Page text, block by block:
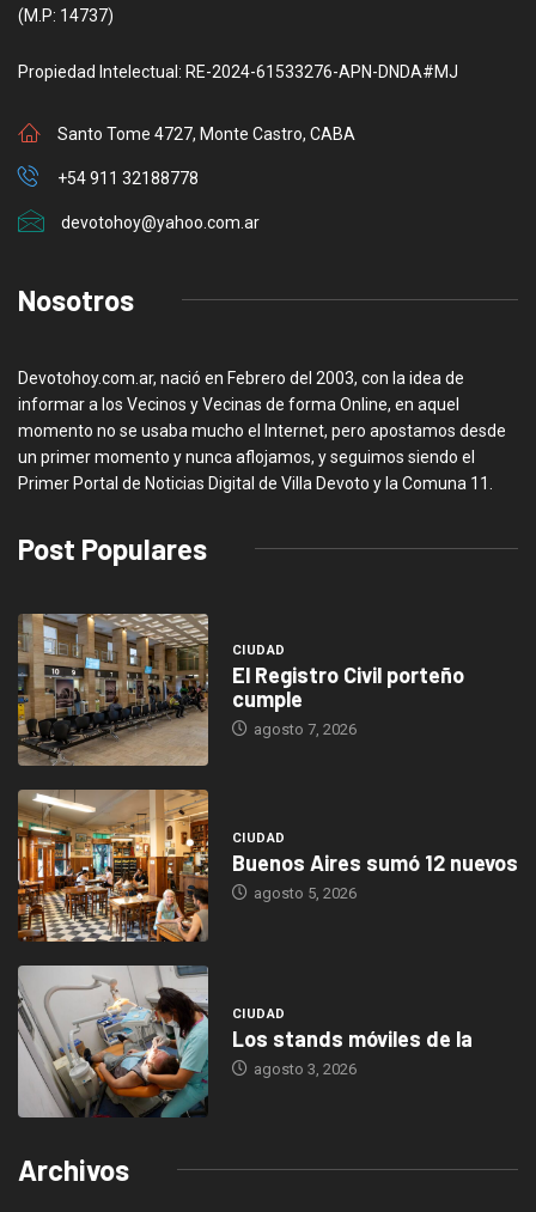
(M.P: 14737)
Propiedad Intelectual: RE-2024-61533276-APN-DNDA#MJ
Santo Tome 4727, Monte Castro, CABA
+54 911 32188778
devotohoy@yahoo.com.ar
Nosotros
Devotohoy.com.ar, nació en Febrero del 2003, con la idea de
informar a los Vecinos y Vecinas de forma Online, en aquel
momento no se usaba mucho el Internet, pero apostamos desde
un primer momento y nunca aflojamos, y seguimos siendo el
Primer Portal de Noticias Digital de Villa Devoto y la Comuna 11.
Post Populares
CIUDAD
El Registro Civil porteño
cumple
agosto 7, 2026
CIUDAD
Buenos Aires sumó 12 nuevos
agosto 5, 2026
CIUDAD
Los stands móviles de la
agosto 3, 2026
Archivos